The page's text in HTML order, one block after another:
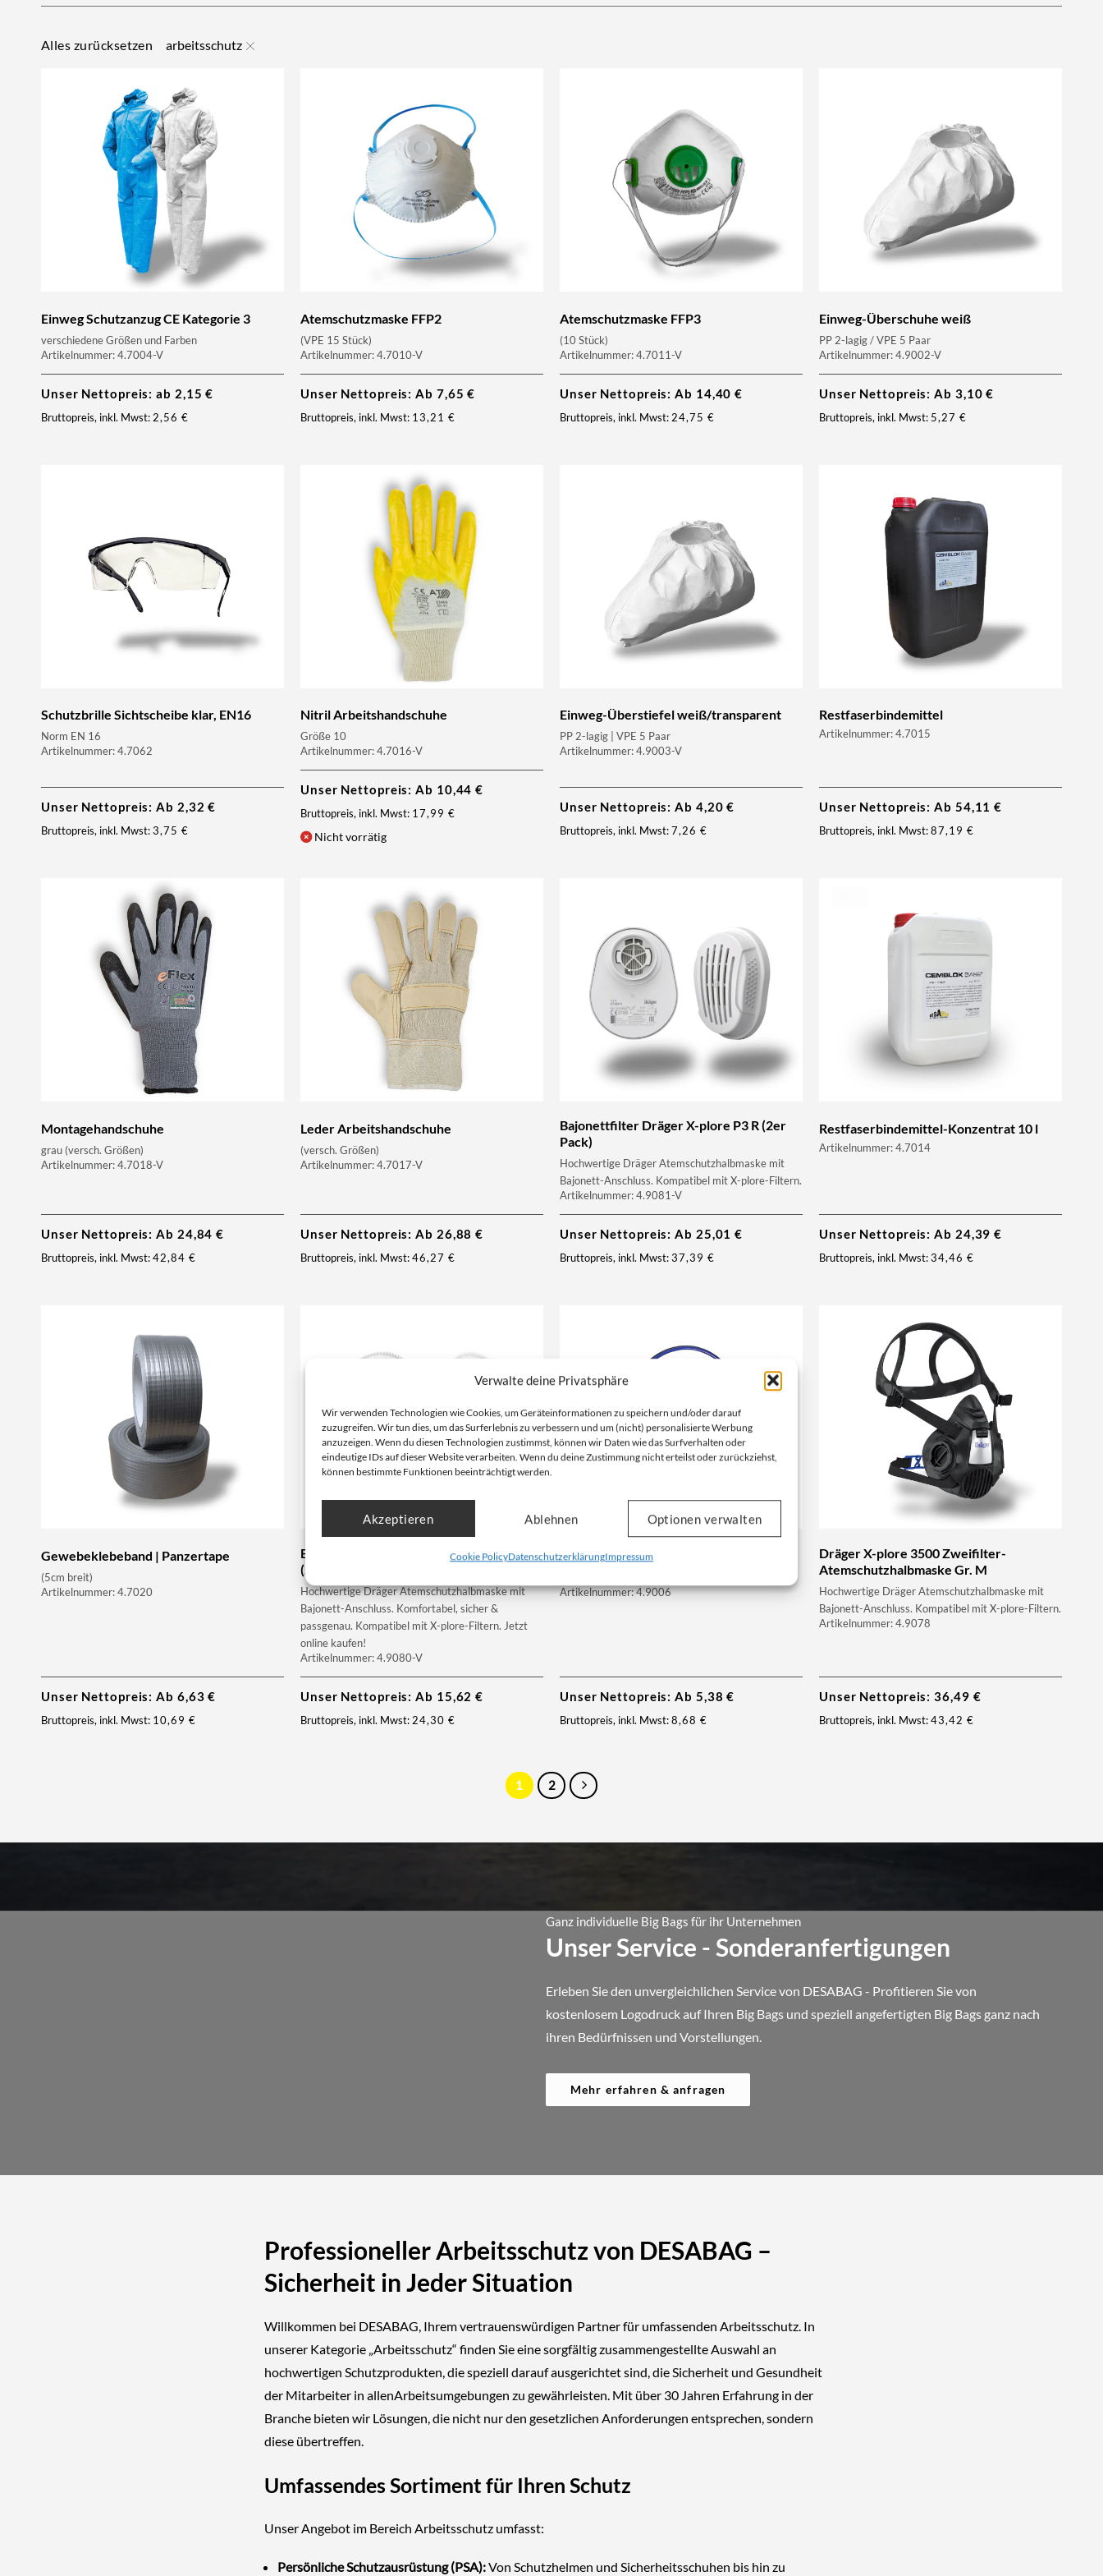
Verwalte deine Privatsphäre
Wir verwenden Technologien wie Cookies, um Geräteinformationen zu speichern und/oder darauf
zuzugreifen. Wir tun dies, um das Surferlebnis zu verbessern und um (nicht) personalisierte Werbung
anzuzeigen. Wenn du diesen Technologien zustimmst, können wir Daten wie das Surfverhalten oder
eindeutige IDs auf dieser Website verarbeiten. Wenn du deine Zustimmung nicht erteilst oder zurückziehst,
können bestimmte Funktionen beeinträchtigt werden.
Akzeptieren Ablehnen Optionen verwalten
Cookie PolicyDatenschutzerklärungImpressum
Alles zurücksetzen arbeitsschutz
Einweg Schutzanzug CE Kategorie 3
verschiedene Größen und Farben
Artikelnummer: 4.7004-V
Unser Nettopreis:ab 2,15€
Bruttopreis, inkl. Mwst: 2,56 €
Atemschutzmaske FFP2
(VPE 15 Stück)
Artikelnummer: 4.7010-V
Unser Nettopreis: Ab 7,65€
Bruttopreis, inkl. Mwst: 13,21 €
Atemschutzmaske FFP3
(10 Stück)
Artikelnummer: 4.7011-V
Unser Nettopreis: Ab 14,40€
Bruttopreis, inkl. Mwst: 24,75 €
Einweg-Überschuhe weiß
PP 2-lagig / VPE 5 Paar
Artikelnummer: 4.9002-V
Unser Nettopreis: Ab 3,10€
Bruttopreis, inkl. Mwst: 5,27 €
Schutzbrille Sichtscheibe klar, EN16
Norm EN 16
Artikelnummer: 4.7062
Unser Nettopreis: Ab 2,32€
Bruttopreis, inkl. Mwst:3,75 €
Nitril Arbeitshandschuhe
Größe 10
Artikelnummer: 4.7016-V
Unser Nettopreis: Ab 10,44€
Bruttopreis, inkl. Mwst: 17,99 €
Nicht vorrätig
Einweg-Überstiefel weiß/transparent
PP 2-lagig | VPE 5 Paar
Artikelnummer: 4.9003-V
Unser Nettopreis: Ab 4,20€
Bruttopreis, inkl. Mwst:7,26 €
Restfaserbindemittel
Artikelnummer: 4.7015
Unser Nettopreis: Ab 54,11€
Bruttopreis, inkl. Mwst:87,19 €
Montagehandschuhe
grau (versch. Größen)
Artikelnummer: 4.7018-V
Unser Nettopreis: Ab 24,84€
Bruttopreis, inkl. Mwst:42,84 €
Leder Arbeitshandschuhe
(versch. Größen)
Artikelnummer: 4.7017-V
Unser Nettopreis: Ab 26,88€
Bruttopreis, inkl. Mwst:46,27 €
Bajonettfilter Dräger X-plore P3 R (2er
Pack)
Hochwertige Dräger Atemschutzhalbmaske mit
Bajonett-Anschluss. Kompatibel mit X-plore-Filtern.
Artikelnummer: 4.9081-V
Unser Nettopreis: Ab 25,01€
Bruttopreis, inkl. Mwst:37,39 €
Restfaserbindemittel-Konzentrat 10 l
Artikelnummer: 4.7014
Unser Nettopreis: Ab 24,39€
Bruttopreis, inkl. Mwst:34,46 €
Gewebeklebeband | Panzertape
(5cm breit)
Artikelnummer: 4.7020
Unser Nettopreis: Ab 6,63€
Bruttopreis, inkl. Mwst: 10,69 €
Bajonettfilter Dräger X-plore Pure P3 R
(2er Pack)
Hochwertige Dräger Atemschutzhalbmaske mit
Bajonett-Anschluss. Komfortabel, sicher &
passgenau. Kompatibel mit X-plore-Filtern. Jetzt
online kaufen!
Artikelnummer: 4.9080-V
Unser Nettopreis: Ab 15,62€
Bruttopreis, inkl. Mwst: 24,30 €
E-A-R Caps
Artikelnummer: 4.9006
Unser Nettopreis: Ab 5,38€
Bruttopreis, inkl. Mwst:8,68 €
Dräger X-plore 3500 Zweifilter-
Atemschutzhalbmaske Gr. M
Hochwertige Dräger Atemschutzhalbmaske mit
Bajonett-Anschluss. Kompatibel mit X-plore-Filtern.
Artikelnummer: 4.9078
Unser Nettopreis:36,49 €
Bruttopreis, inkl. Mwst:43,42 €
1 2
Ganz individuelle Big Bags für ihr Unternehmen
Unser Service - Sonderanfertigungen
Erleben Sie den unvergleichlichen Service von DESABAG - Profitieren Sie von
kostenlosem Logodruck auf Ihren Big Bags und speziell angefertigten Big Bags ganz nach
ihren Bedürfnissen und Vorstellungen.
Mehr erfahren & anfragen
Professioneller Arbeitsschutz von DESABAG –
Sicherheit in Jeder Situation
Willkommen bei DESABAG, Ihrem vertrauenswürdigen Partner für umfassenden Arbeitsschutz. In
unserer Kategorie „Arbeitsschutz“ finden Sie eine sorgfältig zusammengestellte Auswahl an
hochwertigen Schutzprodukten, die speziell darauf ausgerichtet sind, die Sicherheit und Gesundheit
der Mitarbeiter in allenArbeitsumgebungen zu gewährleisten. Mit über 30 Jahren Erfahrung in der
Branche bieten wir Lösungen, die nicht nur den gesetzlichen Anforderungen entsprechen, sondern
diese übertreffen.
Umfassendes Sortiment für Ihren Schutz
Unser Angebot im Bereich Arbeitsschutz umfasst:
Persönliche Schutzausrüstung (PSA):Von Schutzhelmen und Sicherheitsschuhen bis hin zu